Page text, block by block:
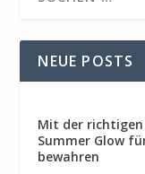
NEUE POSTS
Mit der richtigen
Summer Glow
bewahren